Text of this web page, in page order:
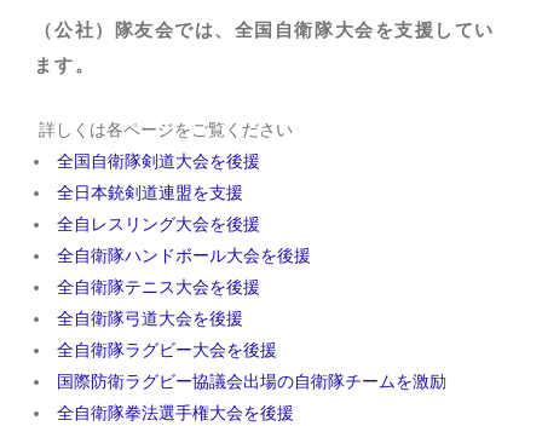
（公社）隊友会では、全国自衛隊大会を支援してい
ます。
詳しくは各ページをご覧ください
全国自衛隊剣道大会を後援
全日本銃剣道連盟を支援
全自レスリング大会を後援
全自衛隊ハンドボール大会を後援
全自衛隊テニス大会を後援
全自衛隊弓道大会を後援
全自衛隊ラグビー大会を後援
国際防衛ラグビー協議会出場の自衛隊チームを激励
全自衛隊拳法選手権大会を後援